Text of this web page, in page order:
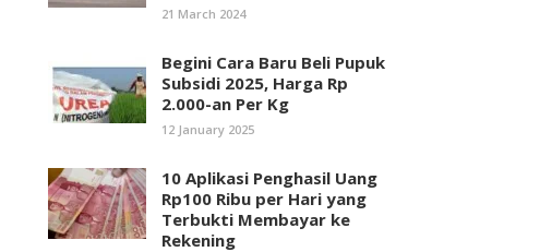
21 March 2024
Begini Cara Baru Beli Pupuk
Subsidi 2025, Harga Rp
2.000-an Per Kg
12 January 2025
10 Aplikasi Penghasil Uang
Rp100 Ribu per Hari yang
Terbukti Membayar ke
Rekening